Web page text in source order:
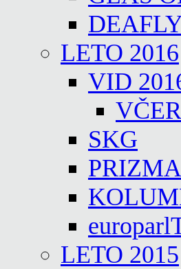
LETO 2016
VID
SKG
PRIZMA
LETO 2015